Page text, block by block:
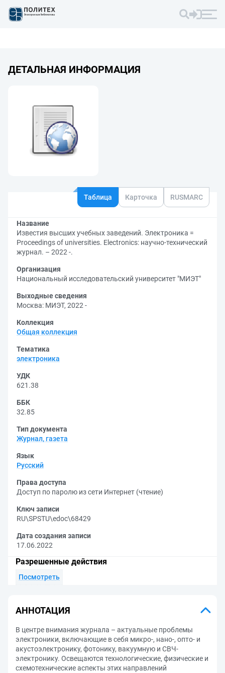
ДЕТАЛЬНАЯ ИНФОРМАЦИЯ
Таблица Карточка RUSMARC
Название
Известия высших учебных заведений. Электроника =
Proceedings of universities. Electronics: научно-технический
журнал. – 2022 -.
Организация
Национальный исследовательский университет "МИЭТ"
Выходные сведения
Москва: МИЭТ, 2022 -
Коллекция
Общая коллекция
Тематика
электроника
УДК
621.38
ББК
32.85
Тип документа
Журнал, газета
Язык
Русский
Права доступа
Доступ по паролю из сети Интернет (чтение)
Ключ записи
RU\SPSTU\edoc\68429
Дата создания записи
17.06.2022
Разрешенные действия
Посмотреть
АННОТАЦИЯ
В центре внимания журнала – актуальные проблемы
электроники, включающие в себя микро-, нано-, опто- и
акустоэлектронику, фотонику, вакуумную и СВЧ-
электронику. Освещаются технологические, физические и
схемотехнические аспекты этих направлений